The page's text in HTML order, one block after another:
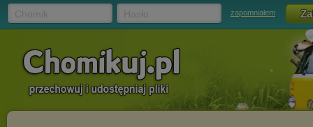
zapomniałem